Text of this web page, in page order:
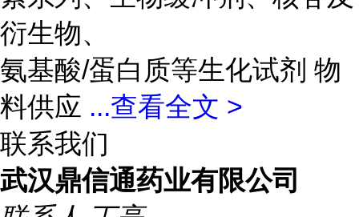
衍生物、
氨基酸/蛋白质等生化试剂 物
料供应 ...查看全文 >
联系我们
武汉鼎信通药业有限公司